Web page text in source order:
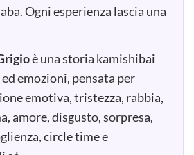
Ogni esperienza lascia una
è una storia kamishibai
emozioni, pensata per
emotiva, tristezza, rabbia,
amore, disgusto, sorpresa,
circle time e